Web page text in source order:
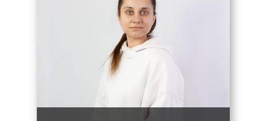
Спеціалізація: ІТ – український
ринок та США, Saas, E-commerce.